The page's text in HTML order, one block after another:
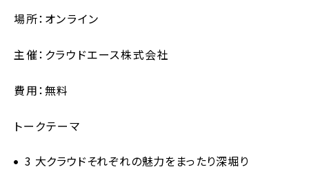
場所：オンライン
主催：クラウドエース株式会社
費用：無料
トークテーマ
3 大クラウドそれぞれの魅力をまったり深堀り